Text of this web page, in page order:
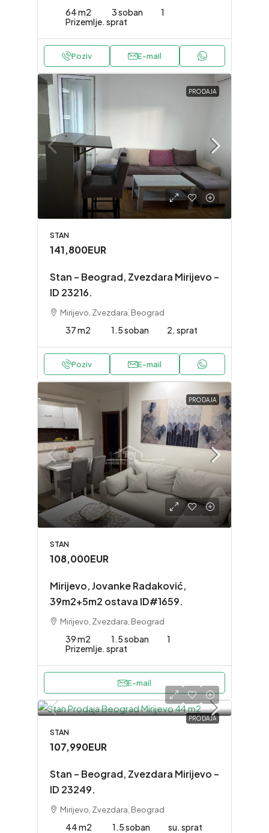
64 m2 3 soban
1
Prizemlje. sprat
Poziv E-mail
PRODAJA
STAN
141,800EUR
Stan – Beograd, Zvezdara Mirijevo –
ID 23216.
Mirijevo, Zvezdara, Beograd
37 m2 1.5 soban 2. sprat
Poziv E-mail
PRODAJA
STAN
108,000EUR
Mirijevo, Jovanke Radaković,
39m2+5m2 ostava ID#1659.
Mirijevo, Zvezdara, Beograd
39 m2 1.5 soban
1
Prizemlje. sprat
E-mail
PRODAJA
STAN
107,990EUR
Stan – Beograd, Zvezdara Mirijevo –
ID 23249.
Mirijevo, Zvezdara, Beograd
44 m2 1.5 soban su. sprat